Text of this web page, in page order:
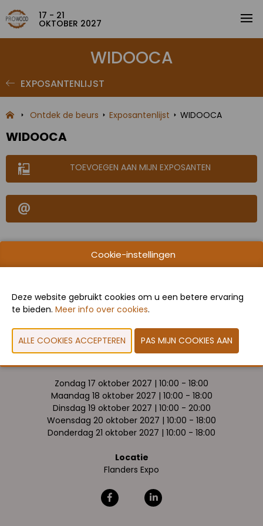
17 - 21
OKTOBER 2027
WIDOOCA
EXPOSANTENLIJST
Ontdek de beurs Exposantenlijst WIDOOCA
WIDOOCA
TOEVOEGEN AAN MIJN EXPOSANTEN
Zondag 17 oktober 2027 | 10:00 - 18:00
Maandag 18 oktober 2027 | 10:00 - 18:00
Dinsdag 19 oktober 2027 | 10:00 - 20:00
Woensdag 20 oktober 2027 | 10:00 - 18:00
Donderdag 21 oktober 2027 | 10:00 - 18:00
Locatie
Flanders Expo
Cookie-instellingen
Deze website gebruikt cookies om u een betere ervaring
te bieden. Meer info over cookies.